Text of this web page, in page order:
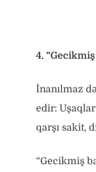
4.
İnanılmaz
edir:
qarşı sakit,
“Gecikmiş